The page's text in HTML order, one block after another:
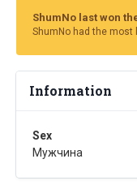
ShumNo last won
ShumNo had the most
Information
Sex
Мужчина